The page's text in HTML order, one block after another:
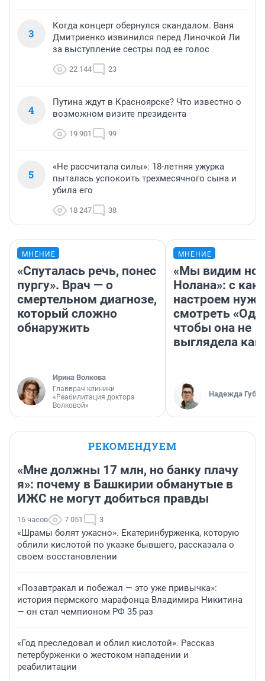
3
Когда концерт обернулся скандалом. Ваня
Дмитриенко извинился перед Линочкой Ли
за выступление сестры под ее голос
22 144 23
4
Путина ждут в Красноярске? Что известно о
возможном визите президента
19 901 99
5
«Не рассчитала силы»: 18-летняя ужурка
пыталась успокоить трехмесячного сына и
убила его
18 247 38
МНЕНИЕ
«Спуталась речь, понес
пургу». Врач — о
смертельном диагнозе,
который сложно
обнаружить
Ирина Волкова
Главврач клиники
«Реабилитация доктора
Волковой»
МНЕНИЕ
«Мы видим
Нолана»: с
настроем
смотреть
чтобы она не
выглядела как
Надежда
РЕКОМЕНДУЕМ
«Мне должны 17 млн, но банку плачу
я»: почему в Башкирии обманутые в
ИЖС не могут добиться правды
16 часов 7 051 3
«Шрамы болят ужасно». Екатеринбурженка, которую
облили кислотой по указке бывшего, рассказала о
своем восстановлении
«Позавтракал и побежал — это уже привычка»:
история пермского марафонца Владимира Никитина
— он стал чемпионом РФ 35 раз
«Год преследовал и облил кислотой». Рассказ
петербурженки о жестоком нападении и
реабилитации